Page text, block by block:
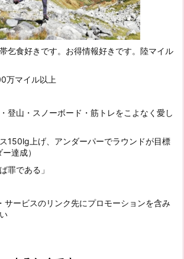
乞食好きです。お得情報好きです。陸マイル
万マイル以上
登山・スノーボード・筋トレをこよなく愛し
150lg上げ、アンダーパーでラウンドが目標
達成）
罪である」
サービスのリンク先にプロモーションを含み